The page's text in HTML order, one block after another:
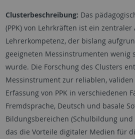
Clusterbeschreibung: Das
(PPK) von Lehrkräften ist ein zentraler
Lehrerkompetenz, der bislang
geeigneten Messinstrumenten wenig
wurde. Die Forschung des Clusters
Messinstrument zur reliablen,
Erfassung von PPK in verschiedenen
Fremdsprache, Deutsch und basale
Bildungsbereichen (Schulbildung
das die Vorteile digitaler Medien für